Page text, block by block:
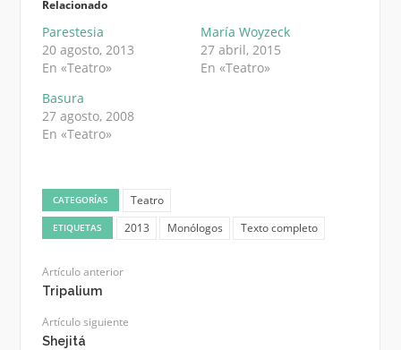
Relacionado
Parestesia
20 agosto, 2013
En «Teatro»
María Woyzeck
27 abril, 2015
En «Teatro»
Basura
27 agosto, 2008
En «Teatro»
CATEGORÍAS Teatro
ETIQUETAS 2013 Monólogos Texto completo
Artículo anterior
Tripalium
Artículo siguiente
Shejitá